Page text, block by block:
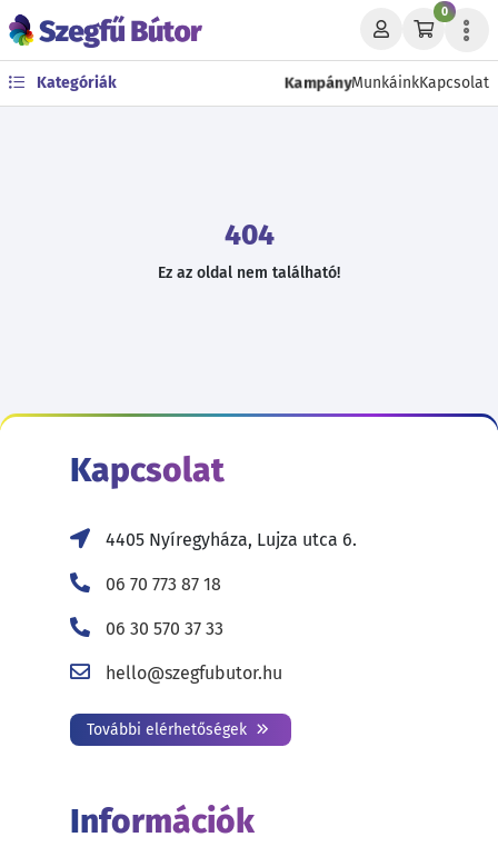
0
Kategóriák KampányMunkáinkKapcsolat
404
Ez az oldal nem található!
Kapcsolat
4405 Nyíregyháza, Lujza utca 6.
06 70 773 87 18
06 30 570 37 33
hello@szegfubutor.hu
További elérhetőségek
Információk